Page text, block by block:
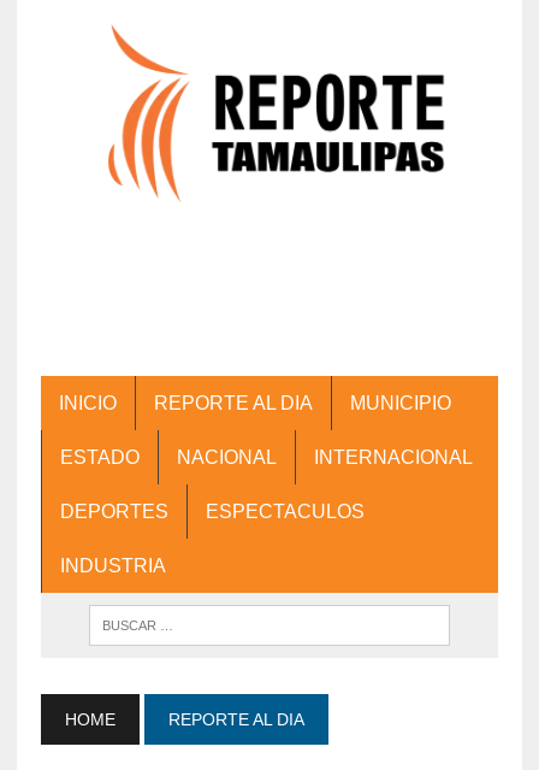
INICIO REPORTE AL DIA MUNICIPIO
ESTADO NACIONAL INTERNACIONAL
DEPORTES ESPECTACULOS
INDUSTRIA
HOME REPORTE AL DIA